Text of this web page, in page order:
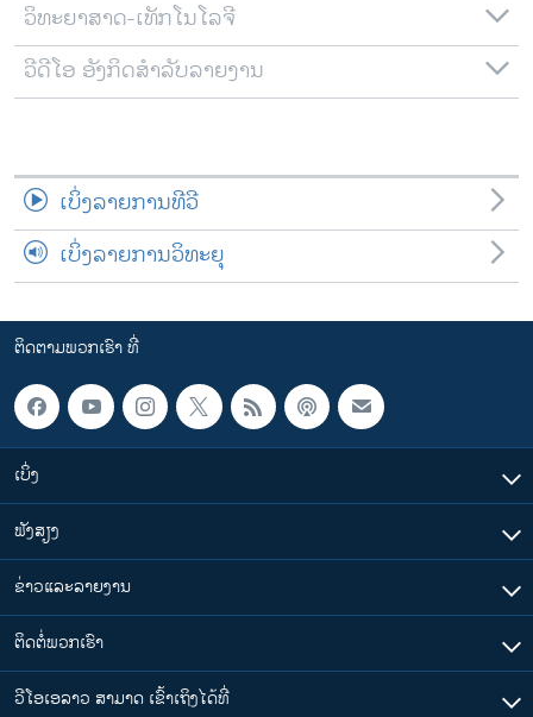
ພາສາຕ່າງໆ
ວິທະຍາສາດ-ເທັກໂນໂລຈີ
ວີດີໂອ ອັງກິດສຳລັບລາຍງານ
ເບິ່ງລາຍການທີວີ
ເບິ່ງລາຍການວິທະຍຸ
ຕິດຕາມພວກເຮົາ ທີ່
ເບິ່ງ
ຟັງສຽງ
ຂ່າວແລະລາຍງານ
ຕິດຕໍ່ພວກເຮົາ
ວີໂອເອລາວ ສາມາດ ເຂົ້າເຖິງໄດ້ທີ່